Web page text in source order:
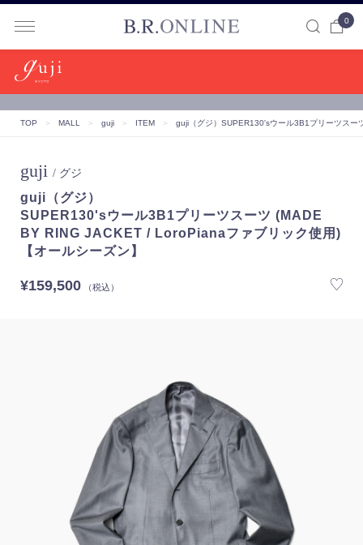
0
TOP ＞ MALL ＞ guji ＞ ITEM ＞ guji（グジ） SUPER130'sウール3B1プリーツスー
guji / グジ
guji（グジ）
SUPER130'sウール3B1プリーツスーツ (MADE
BY RING JACKET / LoroPianaファブリック使用)
【オールシーズン】
¥159,500（税込）